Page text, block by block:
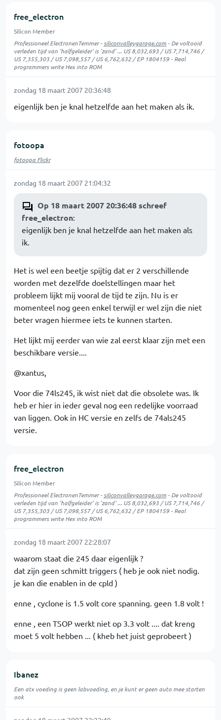
free_electron
Silicon Member
Professioneel ElectronenTemmer - siliconvalleygarage.com - De voltooid
verleden tijd van 'halfgeleider' is 'zand' ... US 8,032,693 / US 7,714,746 /
US 7,355,303 / US 7,098,557 / US 6,762,632 / EP 1804159 - Real
programmers write Hex into ROM
zondag 18 maart 2007 20:36:48
eigenlijk ben je knal hetzelfde aan het maken als ik.
fotoopa
fotoopa Flickr
zondag 18 maart 2007 21:04:32
Op 18 maart 2007 20:36:48 schreef
free_electron:
eigenlijk ben je knal hetzelfde aan het maken als
ik.
Het is wel een beetje spijtig dat er 2 verschillende
worden met dezelfde doelstellingen maar het
probleem lijkt mij vooral de tijd te zijn. Nu is er
momenteel nog geen enkel terwijl er wel zijn die niet
beter vragen hiermee iets te kunnen starten.
Het lijkt mij eerder van wie zal eerst klaar zijn met een
beschikbare versie....
@xantus,
Voor die 74ls245, ik wist niet dat die obsolete was. Ik
heb er hier in ieder geval nog een redelijke voorraad
van liggen. Ook in HC versie en zelfs de 74als245
versie.
free_electron
Silicon Member
Professioneel ElectronenTemmer - siliconvalleygarage.com - De voltooid
verleden tijd van 'halfgeleider' is 'zand' ... US 8,032,693 / US 7,714,746 /
US 7,355,303 / US 7,098,557 / US 6,762,632 / EP 1804159 - Real
programmers write Hex into ROM
zondag 18 maart 2007 22:28:07
waarom staat die 245 daar eigenlijk ?
dat zijn geen schmitt triggers ( heb je ook niet nodig.
je kan die enablen in de cpld )
enne , cyclone is 1.5 volt core spanning. geen 1.8 volt !
enne , een TSOP werkt niet op 3.3 volt .... dat kreng
moet 5 volt hebben ... ( kheb het juist geprobeert )
Ibanez
Een atx voeding is geen labvoeding, en je kunt er geen auto mee starten
ook